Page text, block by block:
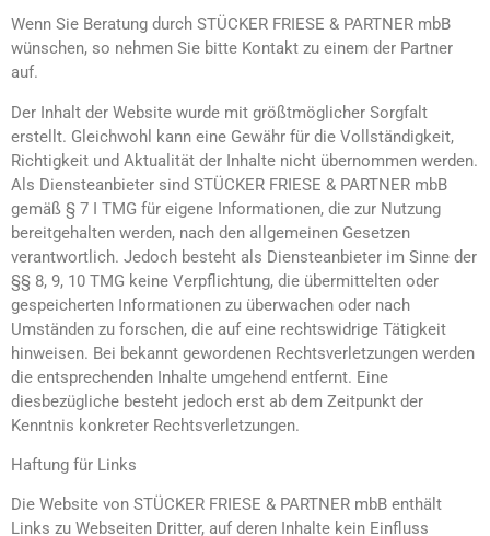
Wenn Sie Beratung durch STÜCKER FRIESE & PARTNER mbB
wünschen, so nehmen Sie bitte Kontakt zu einem der Partner
auf.
Der Inhalt der Website wurde mit größtmöglicher Sorgfalt
erstellt. Gleichwohl kann eine Gewähr für die Vollständigkeit,
Richtigkeit und Aktualität der Inhalte nicht übernommen werden.
Als Diensteanbieter sind STÜCKER FRIESE & PARTNER mbB
gemäß § 7 I TMG für eigene Informationen, die zur Nutzung
bereitgehalten werden, nach den allgemeinen Gesetzen
verantwortlich. Jedoch besteht als Diensteanbieter im Sinne der
§§ 8, 9, 10 TMG keine Verpflichtung, die übermittelten oder
gespeicherten Informationen zu überwachen oder nach
Umständen zu forschen, die auf eine rechtswidrige Tätigkeit
hinweisen. Bei bekannt gewordenen Rechtsverletzungen werden
die entsprechenden Inhalte umgehend entfernt. Eine
diesbezügliche besteht jedoch erst ab dem Zeitpunkt der
Kenntnis konkreter Rechtsverletzungen.
Haftung für Links
Die Website von STÜCKER FRIESE & PARTNER mbB enthält
Links zu Webseiten Dritter, auf deren Inhalte kein Einfluss